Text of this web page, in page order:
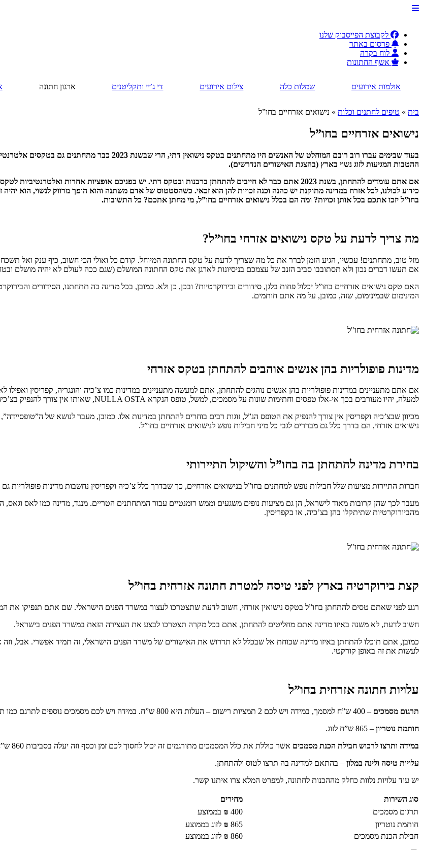
לקבוצת הפייסבוק שלנו
פרסום באתר
לוח בקרה
אשף החתונות
אולמות אירועים שמלות כלה צילום אירועים די ג’יי ותקליטנים ארגון חתונה
בית » טיפים לחתנים וכלות » נישואים אזרחיים בחו”ל
נישואים אזרחיים בחו”ל
בעוד שבימים עברו רוב רובם המוחלט של האנשים היו מתחתנים
ההטבות המגיעות לזוג נשוי בארץ (בהצגת האישורים הנדרשים).
אם אתם עומדים להתחתן, בשנת 2023 אתם כבר לא חייבים להתחתן ברבנות ובטקס דתי. יש בפניכם אופציות אחרות
כידוע לכולנו, לכל אזרח במדינה מתוקנת יש כהנה וכנה זכויות להן הוא זכאי. כשהסטטוס של אדם משתנה והוא הופך מרווק לנשוי, הוא
בחו”ל יזכו אתכם בכל אותן זכויות? ומה הם בכלל נישואים אזרחיים בחו”ל, מי מחתן אתכם? כל התשובות.
מה צריך לדעת על טקס נישואים אזרחי בחו”ל?
מזל טוב, מתחתנים! עכשיו, הגיע הזמן לברר את כל מה שצריך לדעת על טקס החתונה המיוחל. קודם כל ואולי הכי חשוב, כיף ענק ואל
אם תעשו דברים נכון ולא תסתובבו סביב הזנב של עצמכם בניסיונות לארגן את טקס החתונה המושלם (שגם ככה לעולם לא יהיה מושלם
האם טקס נישואים אזרחיים בחו”ל יכלול פחות בלגן, סידורים ובירוקרטיות? ובכן, כן ולא. כמובן, בכל מדינה בה תתחתנו, הסידורים
המינימום שבמינימום, שזה, כמובן, על מה אתם חותמים.
מדינות פופולריות בהן אנשים אוהבים להתחתן בטקס אזרחי
אם אתם מתעניינים במדינות פופולריות בהן אנשים נוהגים להתחתן, אתם למעשה מתעניינים במדינות כמו צ’כיה והונגריה, קפריסין
למעלה, יהיו מעורבים בכך אי-אלו טפסים וחתימות שונות על מסמכים, למשל, טופס הנקרא NULLA OSTA, שאותו אין צורך להנפיק בצ’כיה וקפריסין, הוא טופס שעשוי להפוך את התהליך למעט מורכב יותר.
מכיוון שבצ’כיה וקפריסין אין צורך להנפיק את הטופס הנ”ל, זוגות רבים בוחרים להתחתן במדינות אלו. כמובן, מעבר לנושא של
נישואים אזרחי, הם בדרך כלל גם מבררים לגבי כל מיני חבילות נופש לנישואים אזרחיים בחו”ל.
בחירת מדינה להתחתן בה בחו”ל והשיקול התיירותי
חברות התיירות מציעות שלל חבילות נופש למחתנים בחו”ל בנישואים אזרחיים, כך שבדרך כלל צ’כיה וקפריסין נחשבות מדינות פופולריות
מעבר לכך שהן קרובות מאוד לישראל, הן גם מציעות נופים משגעים וממש רומנטיים עבור המתחתנים הטריים. מנגד, מדינה כמו לאס וגאס,
מהביורוקרטיות שתיתקלו בהן בצ’כיה, או בקפריסין.
קצת בירוקרטיה בארץ לפני טיסה למטרת חתונה אזרחית בחו”ל
רגע לפני שאתם טסים להתחתן בחו”ל בטקס נישואין אזרחי, חשוב לדעת שתצטרכו לעצור במשרד הפנים הישראלי. שם אתם תנפיקו את
חשוב לדעת, לא משנה באיזו מדינה אתם מחליטים להתחתן, אתם בכל מקרה תצטרכו לבצע את העצירה הזאת במשרד הפנים בישראל.
כמובן, אתם תוכלו להתחתן באיזו מדינה שכוחת אל שבכלל לא תדרוש את האישורים של משרד הפנים הישראלי, זה תמיד אפשרי. אבל, וזה
לעשות את זה באופן קורקטי.
עלויות חתונה אזרחית בחו”ל
תרגום מסמכים – 400 ש”ח למסמך, במידה ויש לכם 2 תמציות רישום – העלות היא 800 ש”ח. במידה ויש לכם מסמכים נוספים לתרגם כמו תעודת לידה, גירושין או פטירה המחיר יעלה בהתאם.
חותמת נוטריון – 865 ש”ח לזוג.
במידה ותרצו לרכוש חבילת הכנת מסמכים אשר כוללת את כלל המסמכים מתורגמים זה יכול לחסוך לכם זמן וכסף וזה יעלה בסביבות 860 ש”ח לזוג.
עלויות טיסה ולינה במלון – בהתאם למדינה בה תרצו לטוס ולהתחתן.
יש עוד עלויות נלוות כחלק מההכנות לחתונה, למפרט המלא צרו איתנו קשר.
סוג השירות
מחירים
תרגום מסמכים
400
₪ בממוצע
חותמת נוטריון
865
₪ לזוג בממוצע
חבילת הכנת מסמכים
860
₪ לזוג בממוצע